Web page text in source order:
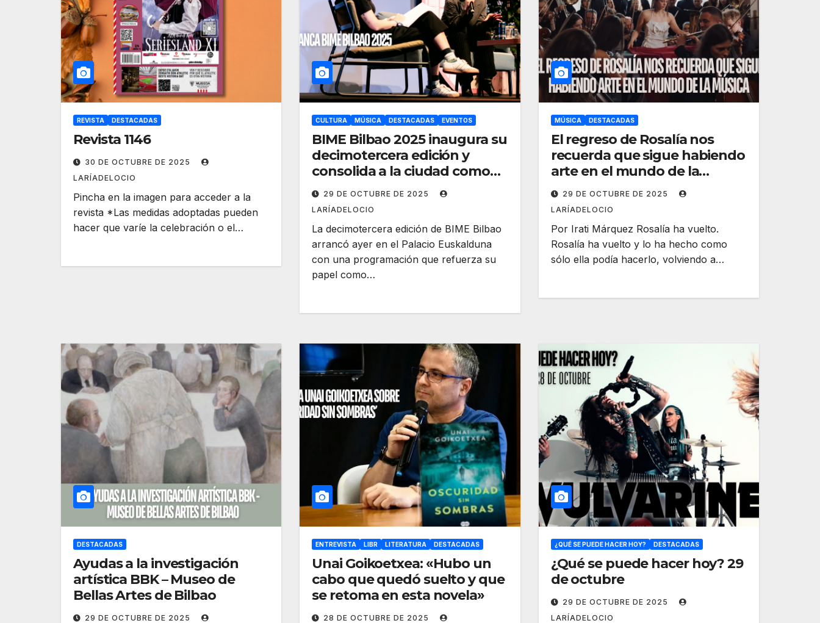
REVISTA DESTACADAS
Revista 1146
30 DE OCTUBRE DE 2025
LARÍADELOCIO
Pincha en la imagen para acceder a la
revista *Las medidas adoptadas pueden
hacer que varíe la celebración o el…
CULTURA MÚSICA DESTACADAS EVENTOS
BIME Bilbao 2025 inaugura su
decimotercera edición y
consolida a la ciudad como
capital de la música
iberoamericana
29 DE OCTUBRE DE 2025
LARÍADELOCIO
La decimotercera edición de BIME Bilbao
arrancó ayer en el Palacio Euskalduna
con una programación que refuerza su
papel como…
MÚSICA DESTACADAS
El regreso de Rosalía nos
recuerda que sigue habiendo
arte en el mundo de la
música
29 DE OCTUBRE DE 2025
LARÍADELOCIO
Por Irati Márquez Rosalía ha vuelto.
Rosalía ha vuelto y lo ha hecho como
sólo ella podía hacerlo, volviendo a…
DESTACADAS
Ayudas a la investigación
artística BBK – Museo de
Bellas Artes de Bilbao
29 DE OCTUBRE DE 2025
ENTREVISTA LIBR LITERATURA DESTACADAS
Unai Goikoetxea: «Hubo un
cabo que quedó suelto y que
se retoma en esta novela»
28 DE OCTUBRE DE 2025
¿QUÉ SE PUEDE HACER HOY? DESTACADAS
¿Qué se puede hacer hoy? 29
de octubre
29 DE OCTUBRE DE 2025
LARÍADELOCIO